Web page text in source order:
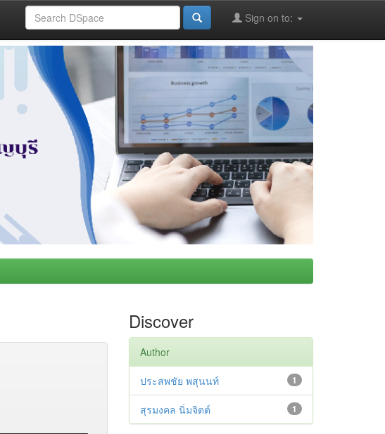
Sign on to:
Discover
Author
1
ประสพชัย พสุนนท์
1
สุรมงคล นิ่มจิตต์